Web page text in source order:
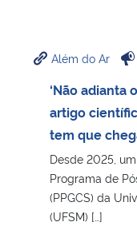
Ministério da Cidadania
Ministério de Minas e Energia
Ministério da Ciência,
Além do Ar
‘Não adianta
artigo
tem que
Desde 2025,
Programa de
(PPGCS) da
(UFSM) […]